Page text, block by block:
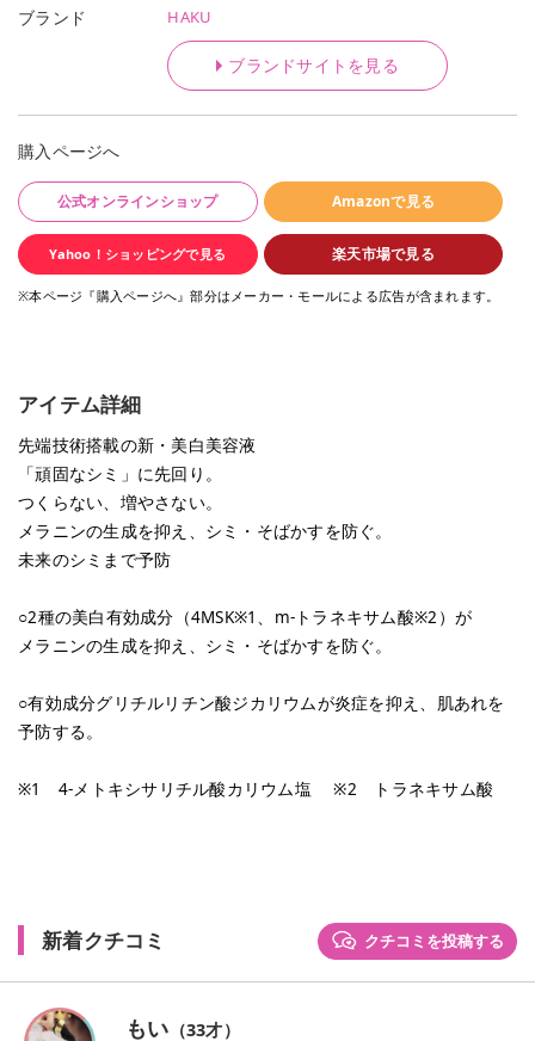
ブランド HAKU
ブランドサイトを見る
購入ページへ
公式オンラインショップ Amazonで見る
Yahoo！ショッピングで見る 楽天市場で見る
※本ページ『購入ページへ』部分はメーカー・モールによる広告が含まれます。
アイテム詳細
先端技術搭載の新・美白美容液
「頑固なシミ」に先回り。
つくらない、増やさない。
メラニンの生成を抑え、シミ・そばかすを防ぐ。
未来のシミまで予防
○2種の美白有効成分（4MSK※1、m-トラネキサム酸※2）が
メラニンの生成を抑え、シミ・そばかすを防ぐ。
○有効成分グリチルリチン酸ジカリウムが炎症を抑え、肌あれを
予防する。
※1 4-メトキシサリチル酸カリウム塩 ※2 トラネキサム酸
新着クチコミ クチコミを投稿する
もい （33才）